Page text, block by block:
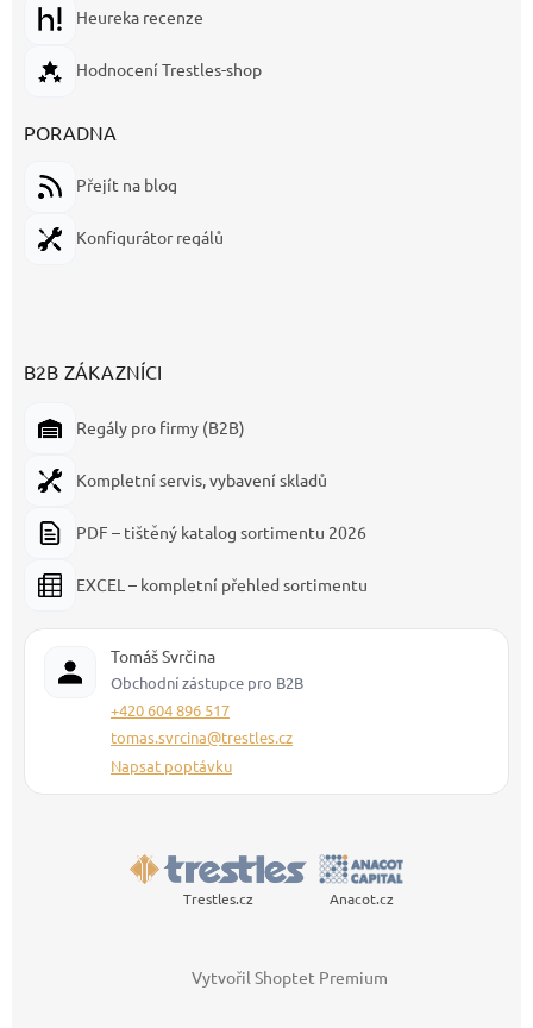
Heureka recenze
Hodnocení Trestles-shop
PORADNA
Přejít na blog
Konfigurátor regálů
B2B ZÁKAZNÍCI
Regály pro firmy (B2B)
Kompletní servis, vybavení skladů
PDF – tištěný katalog sortimentu 2026
EXCEL – kompletní přehled sortimentu
Tomáš Svrčina
Obchodní zástupce pro B2B
+420 604 896 517
tomas.svrcina@trestles.cz
Napsat poptávku
Trestles.cz Anacot.cz
Vytvořil Shoptet Premium